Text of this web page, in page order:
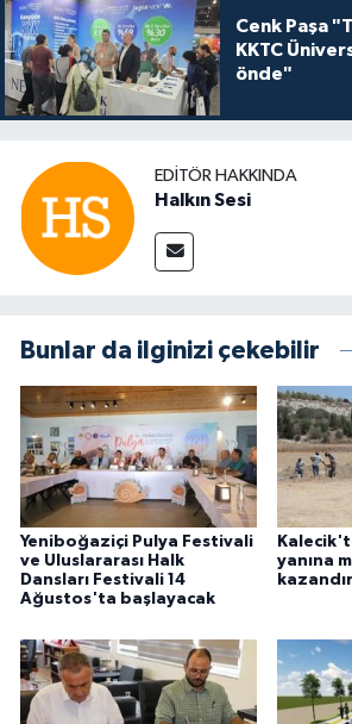
Cenk Paşa
KKTC
önde"
EDITÖR HAKKINDA
Halkın Sesi
Bunlar da ilginizi çekebilir
Yeniboğaziçi Pulya Festivali
ve Uluslararası Halk
Dansları Festivali 14
Ağustos'ta başlayacak
yanına